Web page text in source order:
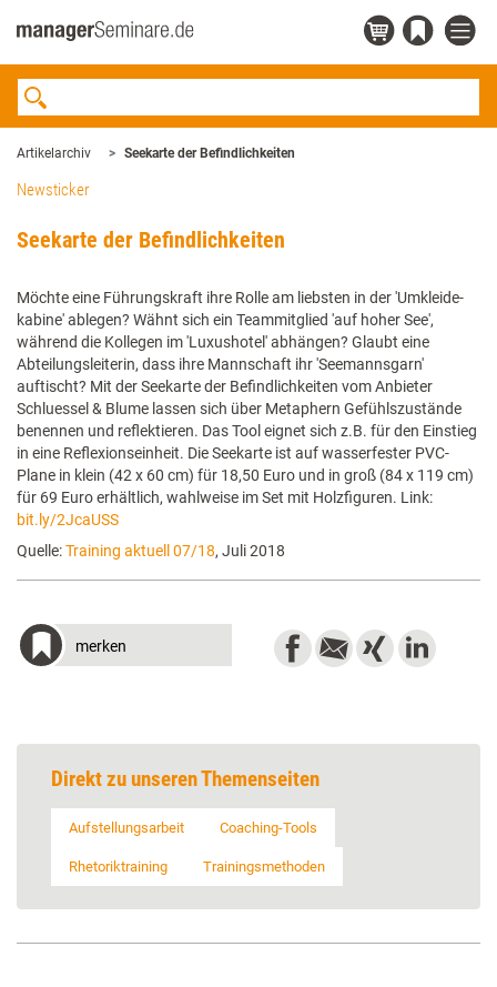
Artikelarchiv Seekarte der Befindlichkeiten
Newsticker
Seekarte der Befindlichkeiten
Möchte eine Führungskraft ihre Rolle am liebsten in der 'Umkleide­
kabine' ablegen? Wähnt sich ein Teammitglied 'auf hoher See',
während die Kollegen im 'Luxushotel' abhängen? Glaubt eine
Abteilungsleiterin, dass ihre Mannschaft ihr 'Seemannsgarn'
auftischt? Mit der Seekarte der Befindlichkeiten vom Anbieter
Schluessel & Blume lassen sich über Metaphern Gefühlszustände
benennen und reflektieren. Das Tool eignet sich z.B. für den Einstieg
in eine Reflexionseinheit. Die Seekarte ist auf wasserfester PVC-
Plane in klein (42 x 60 cm) für 18,50 Euro und in groß (84 x 119 cm)
für 69 Euro erhältlich, wahlweise im Set mit Holzfiguren. Link:
bit.ly/2JcaUSS
Quelle:Training aktuell 07/18, Juli 2018
merken
Direkt zu unseren Themenseiten
Aufstellungsarbeit Coaching-Tools
Rhetoriktraining Trainingsmethoden